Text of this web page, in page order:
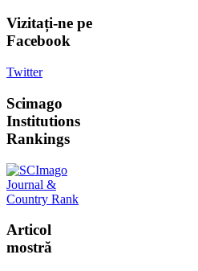
Vizitați-ne pe
Facebook
Twitter
Scimago
Institutions
Rankings
Articol
mostră